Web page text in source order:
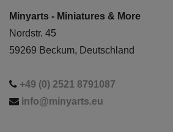
Minyarts - Miniatures & More
Nordstr. 45
59269 Beckum, Deutschland
+49 (0) 2521 8791087
info@minyarts.eu